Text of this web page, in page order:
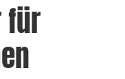
für